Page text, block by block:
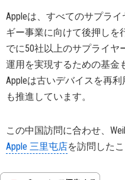
Appleは、すべてのサプラ
ギー事業に向けて後押しを
でに50社以上のサプライヤ
運用を実現するための基金
Appleは古いデバイスを再
も推進しています。
この中国訪問に合わせ、
Apple 三里屯店を訪問した